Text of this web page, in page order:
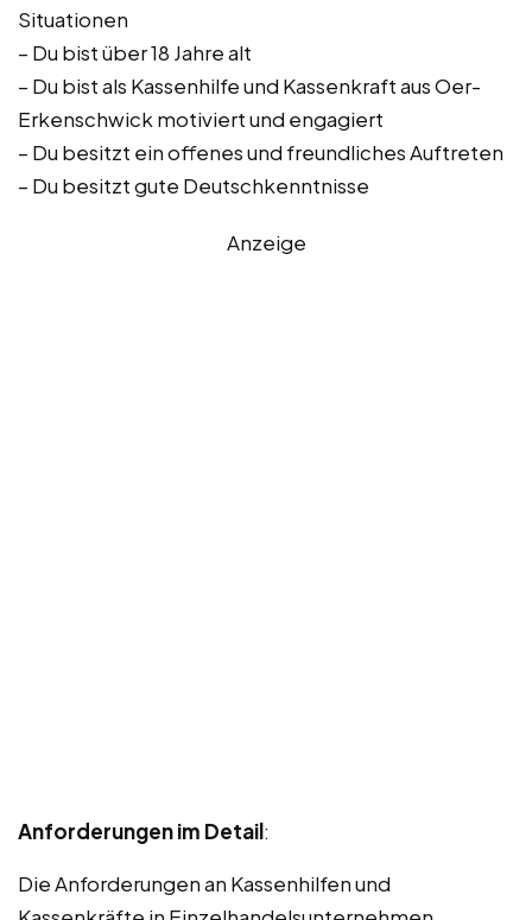
Situationen
– Du bist über 18 Jahre alt
– Du bist als Kassenhilfe und Kassenkraft aus Oer-
Erkenschwick motiviert und engagiert
– Du besitzt ein offenes und freundliches Auftreten
– Du besitzt gute Deutschkenntnisse
Anzeige
Anforderungen im Detail:
Die Anforderungen an Kassenhilfen und